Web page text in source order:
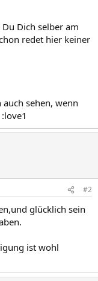
Dich selber am
redet hier keiner
auch sehen, wenn
#2
glücklich sein
ist wohl